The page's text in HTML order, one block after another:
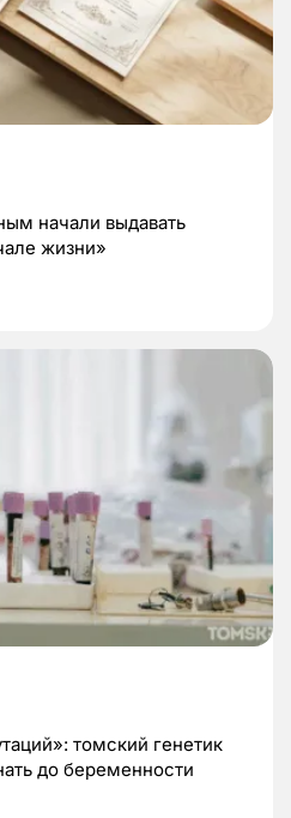
начали выдавать
жизни»
томский генетик
до беременности